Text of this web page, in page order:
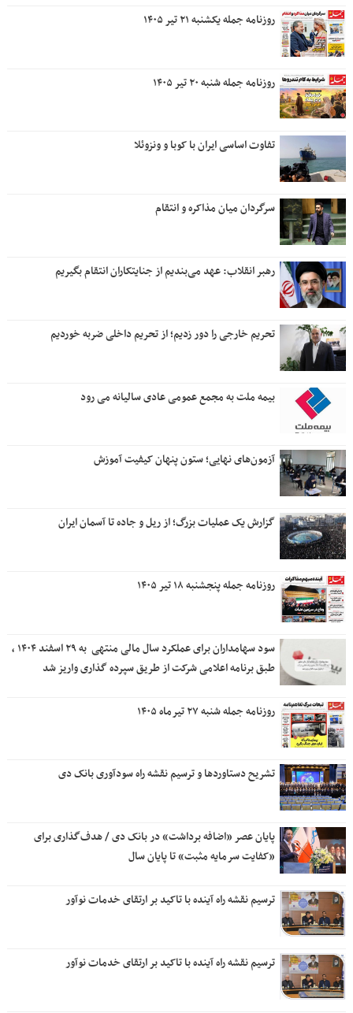
روزنامه جمله یکشنبه ۲۱ تیر ۱۴۰۵
روزنامه جمله شنبه ۲۰ تیر ۱۴۰۵
تفاوت اساسی ایران با کوبا و ونزوئلا
سرگردان میان مذاکره و انتقام
رهبر انقلاب: عهد می‌بندیم از جنایتکاران انتقام بگیریم
تحریم خارجی را دور زدیم؛ از تحریم داخلی ضربه خوردیم
بیمه ملت به مجمع عمومی عادی سالیانه می رود
آزمون‌های نهایی؛ ستون پنهان کیفیت آموزش
گزارش یک عملیات بزرگ؛ از ریل و جاده تا آسمان ایران
روزنامه جمله پنجشنبه ۱۸ تیر ۱۴۰۵
سود سهامداران برای عملکرد سال مالی منتهی ‌ به ۲۹ اسفند ۱۴۰۴ ،
طبق برنامه اعلامی شرکت از طریق سپرده گذاری واریز شد
روزنامه جمله شنبه ۲۷ تیرماه ۱۴۰۵
تشریح دستاوردها و ترسیم نقشه راه سودآوری بانک دی
پایان عصر «اضافه برداشت» در بانک دی / هدف‌گذاری برای
«کفایت سرمایه مثبت» تا پایان سال
ترسیم نقشه راه آینده با تاکید بر ارتقای خدمات نوآور
ترسیم نقشه راه آینده با تاکید بر ارتقای خدمات نوآور